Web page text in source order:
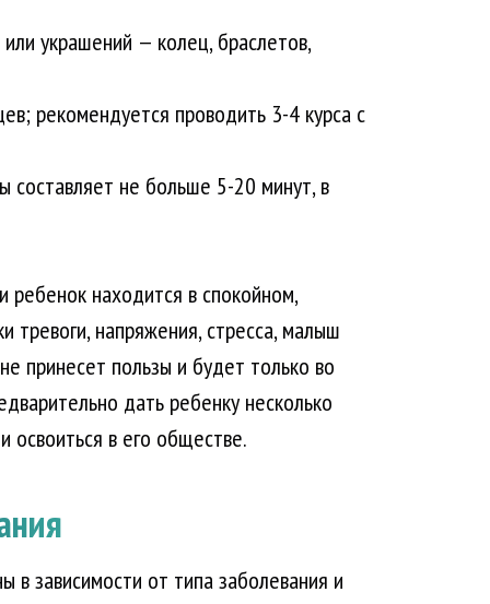
украшений — колец, браслетов,
рекомендуется проводить 3-4 курса с
не больше 5-20 минут, в
находится в спокойном,
тревоги, напряжения, стресса, малыш
принесет пользы и будет только во
дать ребенку несколько
освоиться в его обществе.
в зависимости от типа заболевания и